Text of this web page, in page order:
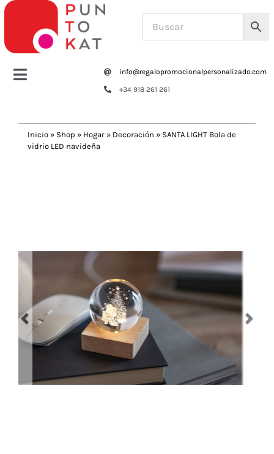
Saltar
contenido
Toggle
Tazas y botellas
Navidad 🎄 Invierno
info@regalopromocionalpersonalizado.com
+34 918 261 261
Inicio » Shop » Hogar » Decoración » SANTA LIGHT Bola de
vidrio LED navideña